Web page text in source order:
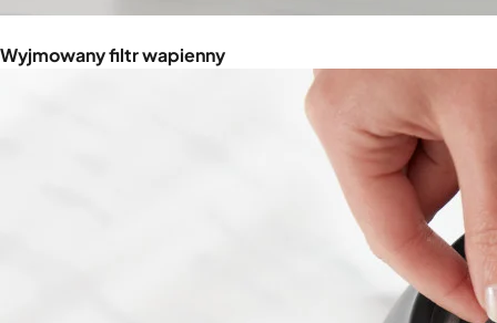
Wyjmowany filtr wapienny